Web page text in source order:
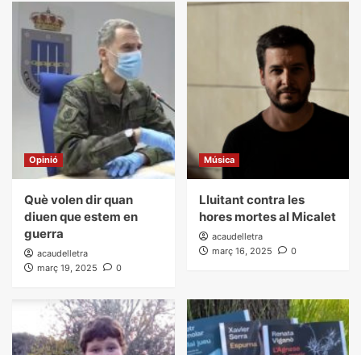
Opinió
Què volen dir quan
diuen que estem en
guerra
acaudelletra
març 19, 2025
0
Música
Lluitant contra les
hores mortes al Micalet
acaudelletra
març 16, 2025
0